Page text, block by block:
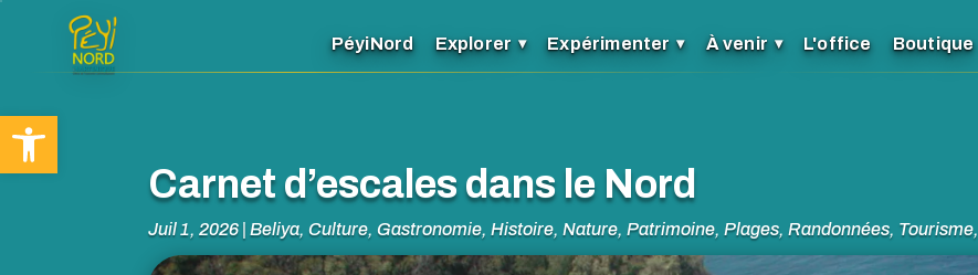
Ouvrir la barre d’outils
PéyiNord Explorer Expérimenter À venir L'office Boutique
Carnet d’escales dans le Nord
Juil 1, 2026 |Beliya,Culture,Gastronomie,Histoire,Nature,Patrimoine,Plages,Randonnées, Tourisme,